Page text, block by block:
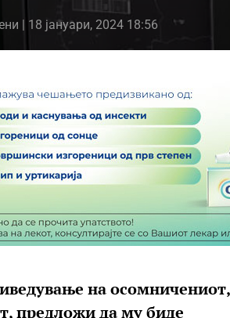
| 18 јануари, 2024 18:56
на осомничениот,
предложи да му биде